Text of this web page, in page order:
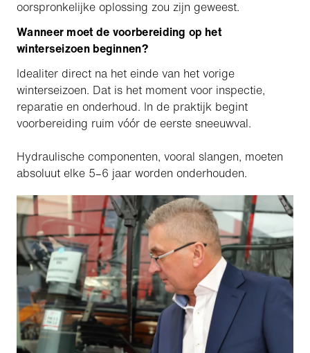
oorspronkelijke oplossing zou zijn geweest.
Wanneer moet de voorbereiding op het
winterseizoen beginnen?
Idealiter direct na het einde van het vorige
winterseizoen. Dat is het moment voor inspectie,
reparatie en onderhoud. In de praktijk begint
voorbereiding ruim vóór de eerste sneeuwval.
Hydraulische componenten, vooral slangen, moeten
absoluut elke 5–6 jaar worden onderhouden.